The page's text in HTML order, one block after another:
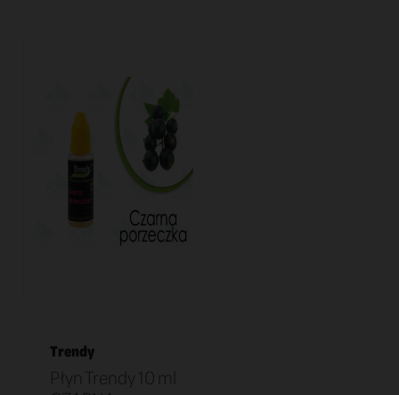
Trendy
Płyn Trendy 10 ml